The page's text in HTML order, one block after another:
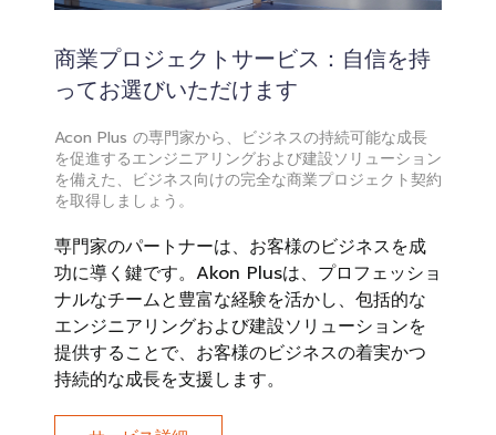
商業プロジェクトサービス：自信を持
ってお選びいただけます
Acon Plus の専門家から、ビジネスの持続可能な成長
を促進するエンジニアリングおよび建設ソリューション
を備えた、ビジネス向けの完全な商業プロジェクト契約
を取得しましょう。
専門家のパートナーは、お客様のビジネスを成
功に導く鍵です。Akon Plusは、プロフェッショ
ナルなチームと豊富な経験を活かし、包括的な
エンジニアリングおよび建設ソリューションを
提供することで、お客様のビジネスの着実かつ
持続的な成長を支援します。